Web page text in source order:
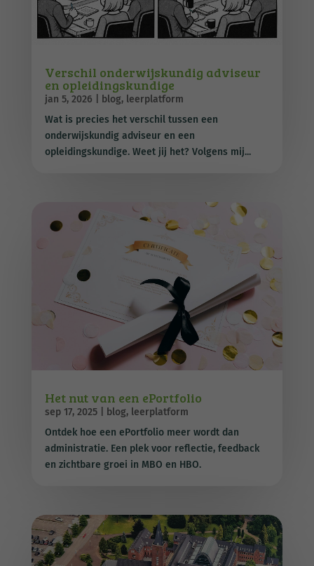
Verschil onderwijskundig adviseur
en opleidingskundige
jan 5, 2026 blog, leerplatform
Wat is precies het verschil tussen een
onderwijskundig adviseur en een
opleidingskundige. Weet jij het? Volgens mij...
Het nut van een ePortfolio
sep 17, 2025| blog, leerplatform
Ontdek hoe een ePortfolio meer wordt dan
administratie. Een plek voor reflectie, feedback
en zichtbare groei in MBO en HBO.